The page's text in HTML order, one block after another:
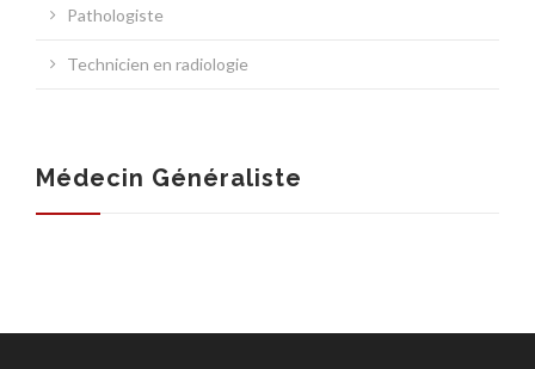
Pathologiste
Technicien en radiologie
Médecin Généraliste